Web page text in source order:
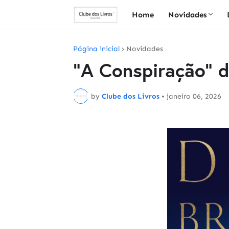
Home Novidades
Página inicial Novidades
"A Conspiração"
by Clube dos Livros • janeiro 06, 2026